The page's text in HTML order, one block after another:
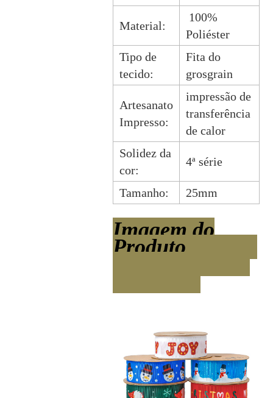
Material:
100%
Poliéster
Tipo de
tecido:
Fita do
grosgrain
Artesanato
Impresso:
impressão de
transferência
de calor
Solidez da
cor:
4ª série
Tamanho: 25mm
Imagem do
Produto